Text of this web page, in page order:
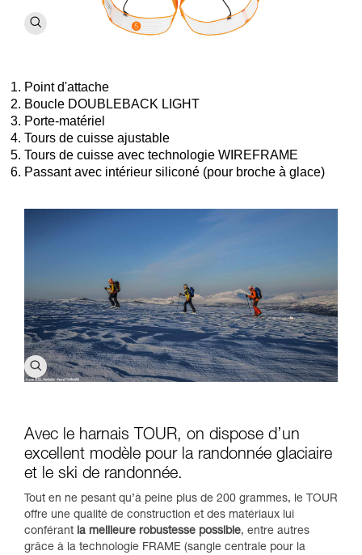
Point d'attache
Boucle DOUBLEBACK LIGHT
Porte-matériel
Tours de cuisse ajustable
Tours de cuisse avec technologie WIREFRAME
Passant avec intérieur siliconé (pour broche à glace)
Avec le harnais TOUR, on dispose d’un
excellent modèle pour la randonnée glaciaire
et le ski de randonnée.
Tout en ne pesant qu’à peine plus de 200 grammes, le TOUR
offre une qualité de construction et des matériaux lui
conférant la meilleure robustesse possible, entre autres
grâce à la technologie FRAME (sangle centrale pour la